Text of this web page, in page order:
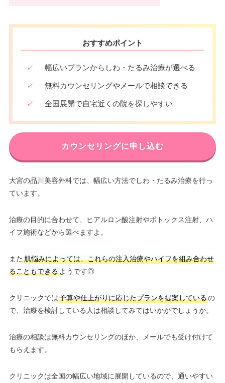
おすすめポイント
✓ 幅広いプランからしわ・たるみ治療が選べる
✓ 無料カウンセリングやメールで相談できる
✓ 全国展開で自宅近くの院を探しやすい
カウンセリングに申し込む
大宮の品川美容外科では、幅広い方法でしわ・たるみ治療を行っ
ています。
治療の目的に合わせて、ヒアルロン酸注射やボトックス注射、ハ
イフ施術などから選べますよ。
また 肌悩みによっては、これらの注入治療やハイフを組み合わせ
ることもできるようです◎
クリニックでは予算や仕上がりに応じたプランを提案しているの
で、治療を検討している人は相談してみてはいかがでしょうか。
治療の相談は無料カウンセリングのほか、メールでも受け付けて
もらえます。
クリニックは全国の幅広い地域に展開しているので、通いやすい